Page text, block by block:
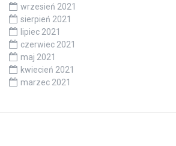
wrzesień 2021
sierpień 2021
lipiec 2021
czerwiec 2021
maj 2021
kwiecień 2021
marzec 2021